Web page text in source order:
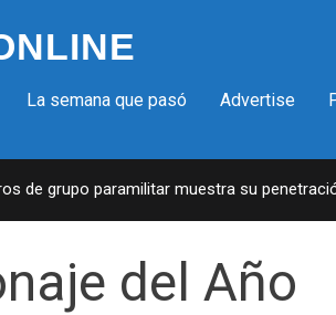
La semana que pasó Advertise
grupo paramilitar muestra su penetración
del Año